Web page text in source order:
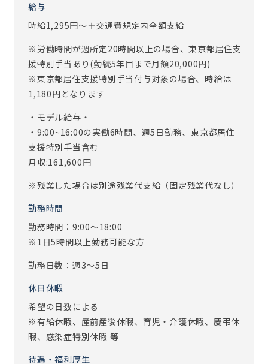
13：00 新しく入居される方の居室準備
14：00 レクリエーションの準備、サポート
14：30 病院へ送迎
15：30 洗濯物の返却、共同部の清掃
17：00 お茶出し、夕食配膳、見守り等
18：00 退社
◇こんな方へおすすめのお仕事◇
・育児と仕事を両立したい方
・定年退職後も働いていきたいと思っている方
・人と接するのが好きな方
◇介護に興味はあるけれど、何から始めて良いかわからない
・直接お客様に触れてケアをする業務ではありません。
・資格も経験も不要なので、まずはこちらのお仕事から始め
てみる、というスタッフも多くいます。
・介護業界に興味がある方、ご高齢の方とお話しするのが
お気軽にお問い合わせください！
※従事すべき業務の変更：あり（変更範囲：会社の定める業
務）
給与
時給1,295円～＋交通費規定内全額支給
※労働時間が週所定20時間以上の場合、東京都居住支
援特別手当あり(勤続5年目まで月額20,000円)
※東京都居住支援特別手当付与対象の場合、時給は
1,180円となります
・モデル給与・
・9:00~16:00の実働6時間、週5日勤務、東京都居住
支援特別手当含む
月収:161,600円
※残業した場合は別途残業代支給（固定残業代なし）
勤務時間
勤務時間：9:00～18:00
※1日5時間以上勤務可能な方
勤務日数：週3～5日
休日休暇
希望の日数による
※有給休暇、産前産後休暇、育児・介護休暇、慶弔休
暇、感染症特別休暇 等
待遇・福利厚生